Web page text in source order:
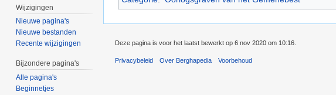
Wijzigingen
Nieuwe pagina's
Nieuwe bestanden
Recente wijzigingen
Bijzondere pagina's
Alle pagina's
Beginnetjes
Deze pagina is voor het laatst bewerkt op 6 nov 2020 om 10:16.
Privacybeleid Over Berghapedia Voorbehoud